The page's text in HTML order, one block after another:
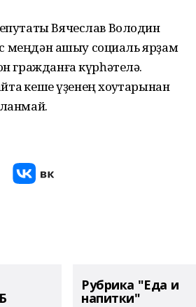
Вячеслав Володин
меңдән ашыу социаль ярҙам
гражданға күрһәтелә.
кеше үҙенең хоҡуҡтарынан
Рубрика "Еда и
напитки"